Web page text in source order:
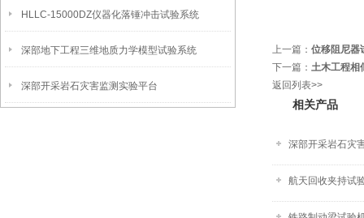
HLLC-15000DZ仪器化落锤冲击试验系统
深部地下工程三维地质力学模型试验系统
深部开采岩石灾害监测实验平台
上一篇： 位移阻尼器
下一篇： 土木工程相
返回列表>>
相关产品
深部开采岩石灾
航天回收夹持试